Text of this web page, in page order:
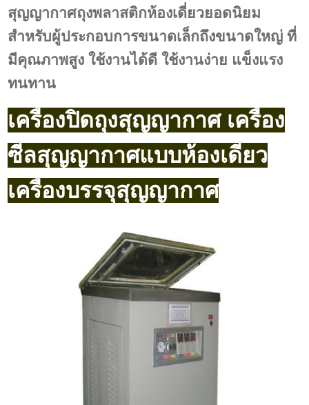
สุญญากาศถุงพลาสติกห้องเดี่ยวยอดนิยม
สำหรับผู้ประกอบการขนาดเล็กถึงขนาดใหญ่ที่
มีคุณภาพสูงใช้งานได้ดีใช้งานง่าย แข็งแรง
ทนทาน
เครื่องปิดถุงสุญญากาศ เครื่อง
ซีลสุญญากาศแบบห้องเดี่ยว
เครื่องบรรจุสุญญากาศ